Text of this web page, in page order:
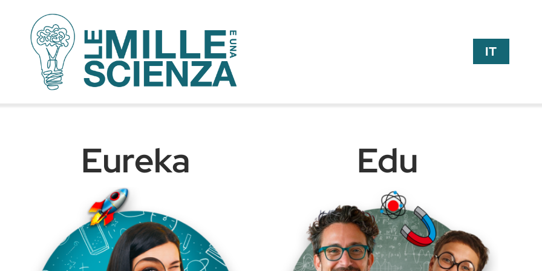
IT
Eureka Edu